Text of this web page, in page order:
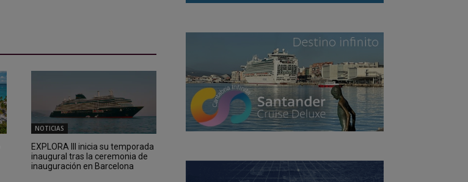
NOTICIAS
EXPLORA III inicia su temporada
inaugural tras la ceremonia de
inauguración en Barcelona